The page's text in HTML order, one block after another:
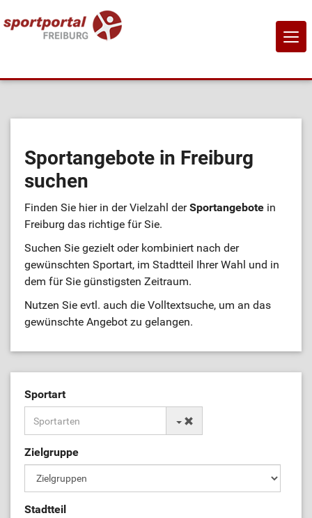
Sportanbietende
Sportstätten
Job-Börse
Kontakt
Sportangebote in Freiburg
suchen
Finden Sie hier in der Vielzahl derSportangebote in
Freiburg das richtige für Sie.
Suchen Sie gezielt oder kombiniert nach der
gewünschten Sportart, im Stadtteil Ihrer Wahl und in
dem für Sie günstigsten Zeitraum.
Nutzen Sie evtl. auch die Volltextsuche, um an das
gewünschte Angebot zu gelangen.
Sportart
Zielgruppe
Stadtteil